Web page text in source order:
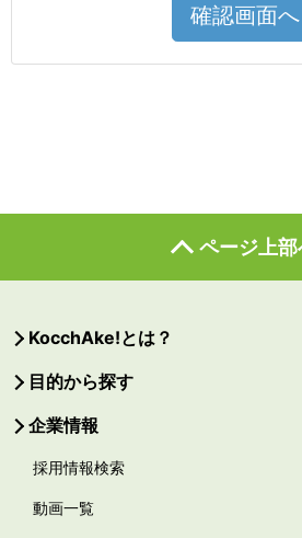
確認画面へ
ページ上部
KocchAke!とは？
目的から探す
企業情報
採用情報検索
動画一覧